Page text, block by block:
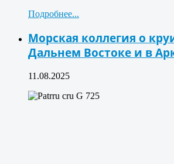
Подробнее...
Морская коллегия о
Дальнем Востоке и в
11.08.2025